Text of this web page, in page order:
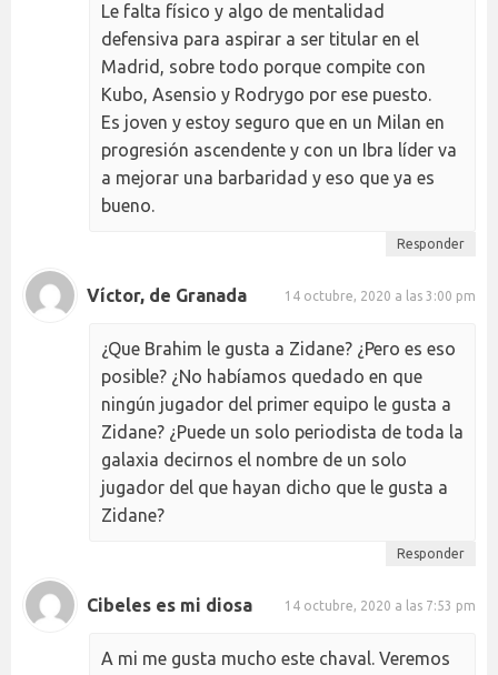
Le falta físico y algo de mentalidad
defensiva para aspirar a ser titular en el
Madrid, sobre todo porque compite con
Kubo, Asensio y Rodrygo por ese puesto.
Es joven y estoy seguro que en un Milan en
progresión ascendente y con un Ibra líder va
a mejorar una barbaridad y eso que ya es
bueno.
Responder
Víctor, de Granada 14 octubre, 2020 a las 3:00 pm
¿Que Brahim le gusta a Zidane? ¿Pero es eso
posible? ¿No habíamos quedado en que
ningún jugador del primer equipo le gusta a
Zidane? ¿Puede un solo periodista de toda la
galaxia decirnos el nombre de un solo
jugador del que hayan dicho que le gusta a
Zidane?
Responder
Cibeles es mi diosa 14 octubre, 2020 a las 7:53 pm
A mi me gusta mucho este chaval. Veremos